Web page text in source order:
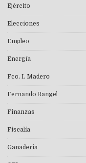
Ejército
Elecciones
Empleo
Energía
Fco. I. Madero
Fernando Rangel
Finanzas
Fiscalía
Ganaderia